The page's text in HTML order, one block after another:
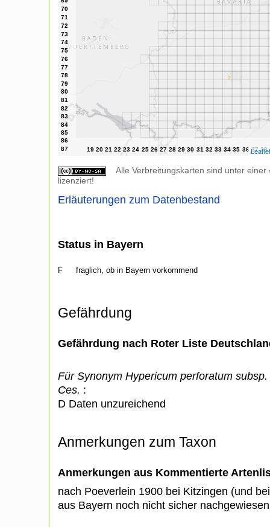
Leaflet
Alle Verbreitungskarten sind unter einer
lizenziert!
Erläuterungen zum Datenbestand
Status in Bayern
F fraglich, ob in Bayern vorkommend
Gefährdung
Gefährdung nach Roter Liste
Für Synonym Hypericum perforatum
Ces. :
D Daten unzureichend
Anmerkungen zum Taxon
Anmerkungen aus Kommentierte
nach Poeverlein 1900 bei Kitzingen (und
aus Bayern noch nicht sicher